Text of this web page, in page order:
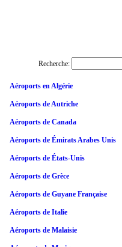
Recherche:
Aéroports en Algérie
Aéroports de Autriche
Aéroports de Canada
Aéroports de Émirats Arabes Unis
Aéroports de États-Unis
Aéroports de Grèce
Aéroports de Guyane Française
Aéroports de Italie
Aéroports de Malaisie